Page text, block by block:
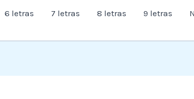
6 letras 7 letras 8 letras 9 letras